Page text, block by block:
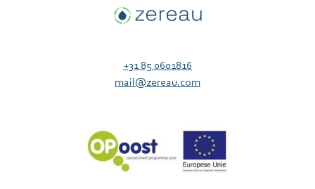
+31 85 0601816
mail@zereau.com